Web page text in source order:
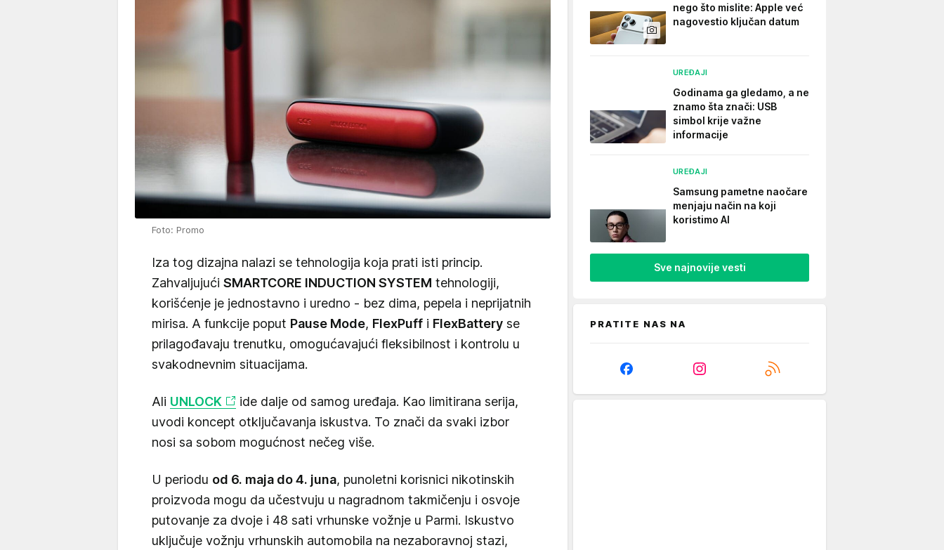
Foto: Promo
Iza tog dizajna nalazi se tehnologija koja prati isti princip.
Zahvaljujući SMARTCORE INDUCTION SYSTEM tehnologiji,
korišćenje je jednostavno i uredno - bez dima, pepela i neprijatnih
mirisa. A funkcije poput Pause Mode, FlexPuff i FlexBattery se
prilagođavaju trenutku, omogućavajući fleksibilnost i kontrolu u
svakodnevnim situacijama.
Ali UNLOCK
ide dalje od samog uređaja. Kao limitirana serija,
uvodi koncept otključavanja iskustva. To znači da svaki izbor
nosi sa sobom mogućnost nečeg više.
U periodu od 6. maja do 4. juna, punoletni korisnici nikotinskih
proizvoda mogu da učestvuju u nagradnom takmičenju i osvoje
putovanje za dvoje i 48 sati vrhunske vožnje u Parmi. Iskustvo
uključuje vožnju vrhunskih automobila na nezaboravnoj stazi,
nego što mislite: Apple već
nagovestio ključan datum
UREĐAJI
Godinama ga gledamo, a ne
znamo šta znači: USB
simbol krije važne
informacije
UREĐAJI
Samsung pametne naočare
menjaju način na koji
koristimo AI
Sve najnovije vesti
PRATITE NAS NA